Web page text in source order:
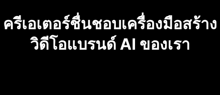
ครีเอเตอร์ชื่นชอบเครื่องมือสร้าง
วิดีโอแบรนด์ AI ของเรา